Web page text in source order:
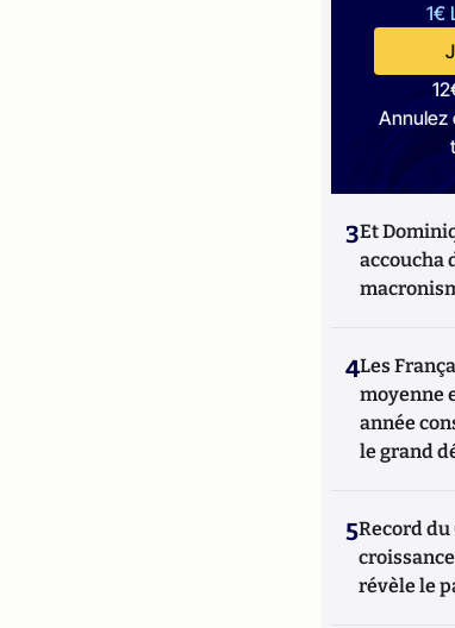
1€
Annulez
3Et
accoucha
4Les
moyenne
année
le grand
5Record du
révèle le